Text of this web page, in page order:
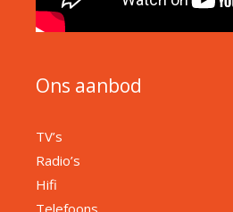
Ons aanbod
TV’s
Radio’s
Hifi
Telefoons